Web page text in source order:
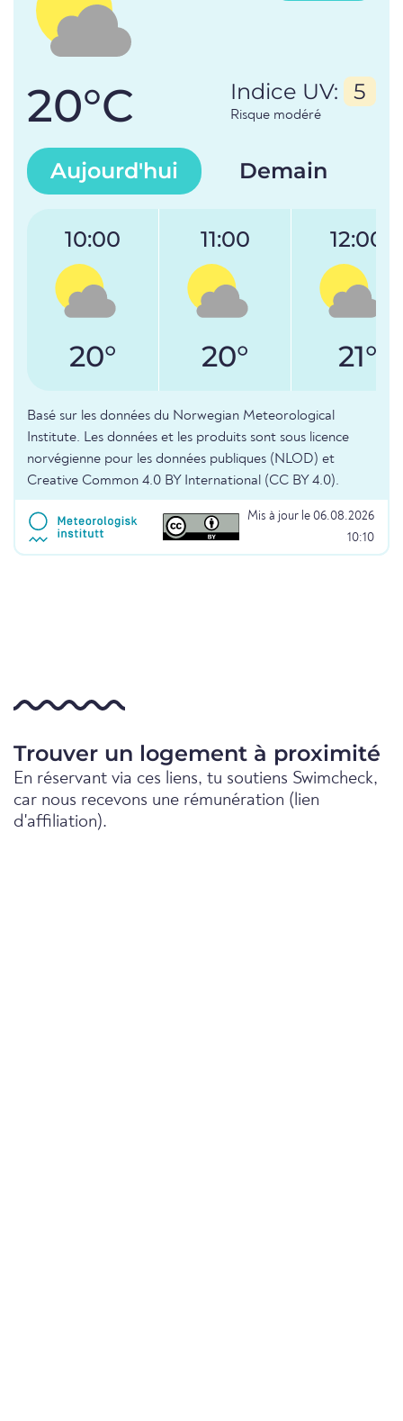
20°C Indice UV: 5
Risque modéré
Aujourd'hui Demain
10:00
20°
11:00
20°
12:00
21°
Basé sur les données du Norwegian Meteorological
Institute. Les données et les produits sont sous licence
norvégienne pour les données publiques (NLOD) et
Creative Common 4.0 BY International (CC BY 4.0).
Mis à jour le 06.08.2026
10:10
Trouver un logement à proximité
En réservant via ces liens, tu soutiens Swimcheck,
car nous recevons une rémunération (lien
d'affiliation).